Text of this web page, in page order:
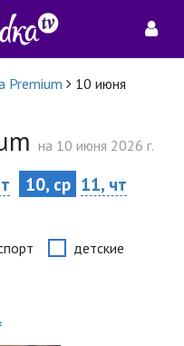
Premium
10 июня
на 10 июня 2026 г.
10, ср 11, чт
детские